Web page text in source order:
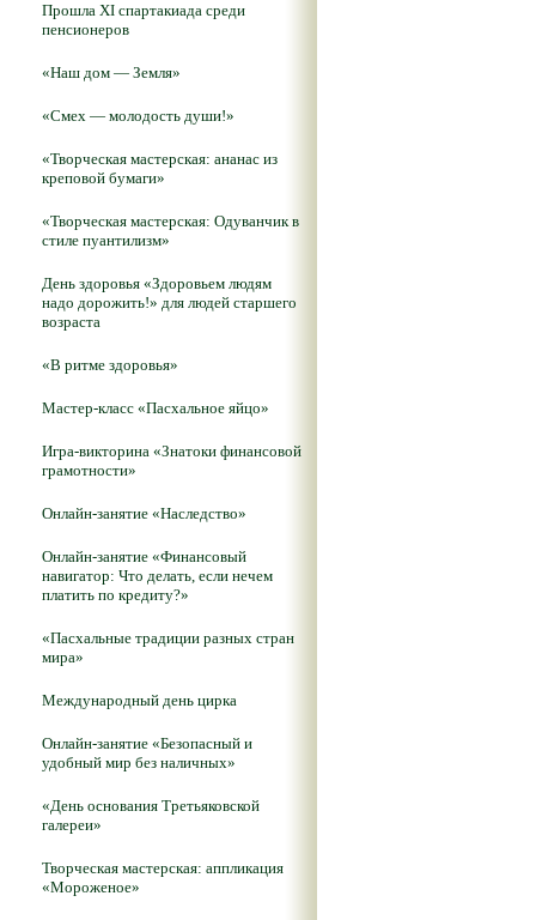
Прошла XI спартакиада среди
пенсионеров
«Наш дом — Земля»
«Смех — молодость души!»
«Творческая мастерская: ананас из
креповой бумаги»
«Творческая мастерская: Одуванчик в
стиле пуантилизм»
День здоровья «Здоровьем людям
надо дорожить!» для людей старшего
возраста
«В ритме здоровья»
Мастер-класс «Пасхальное яйцо»
Игра-викторина «Знатоки финансовой
грамотности»
Онлайн-занятие «Наследство»
Онлайн-занятие «Финансовый
навигатор: Что делать, если нечем
платить по кредиту?»
«Пасхальные традиции разных стран
мира»
Международный день цирка
Онлайн-занятие «Безопасный и
удобный мир без наличных»
«День основания Третьяковской
галереи»
Творческая мастерская: аппликация
«Мороженое»